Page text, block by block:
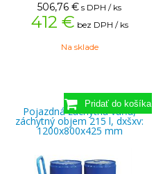
506,76 € s DPH / ks
412 € bez DPH / ks
Na sklade
Pojazdná záchytná vaňa,
záchytný objem 215 l, dxšxv:
1200x800x425 mm